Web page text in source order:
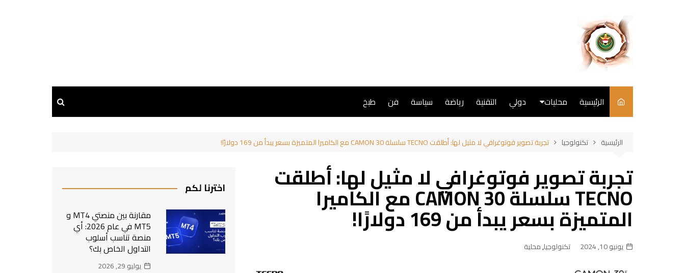
الرئيسية محليات
طبخ
دولي التقنية رياضة سياسة فن طبخ
الرئيسية تكنولوجيا تجربة تصوير فوتوغرافي لا مثيل لها: أطلقت TECNO سلسلة CAMON 30 مع الكاميرا المتميزة بسعر يبدأ من 169 دولارًا!
تجربة تصوير فوتوغرافي لا مثيل لها: أطلقت
TECNO سلسلة CAMON 30 مع الكاميرا
المتميزة بسعر يبدأ من 169 دولارًا!
يونيو 10, 2024 تكنولوجيا,محلية
اخترنا لكم
مقارنة بين منصتي MT4 و
MT5 في عام 2026: أي
منصة تناسب أسلوب
التداول الخاص بك؟
يوليو 29, 2026